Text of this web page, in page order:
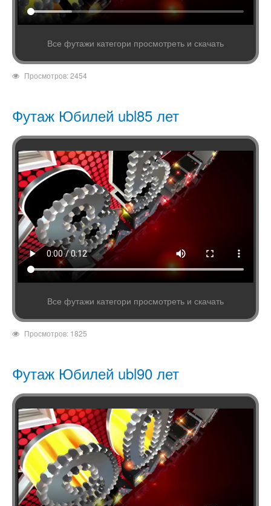
Все футажи категори просмотреть и скачать
Просмотров: 2454
Футаж Юбилей ubl85 лет
Все футажи категори просмотреть и скачать
Просмотров: 1825
Футаж Юбилей ubl90 лет